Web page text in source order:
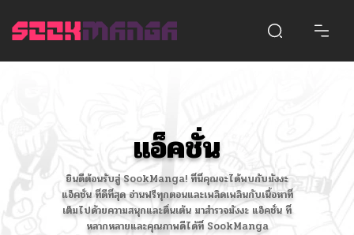
แอ็คชั่น
ยินดีต้อนรับสู่ SookManga! ที่นี่คุณจะได้พบกับมังงะ
แอ็คชั่น ที่ดีที่สุด อ่านฟรีทุกตอนและเพลิดเพลินกับเนื้อหาที่
เต็มไปด้วยความสนุกและตื่นเต้น มาสำรวจมังงะ แอ็คชั่น ที่
หลากหลายและคุณภาพดีได้ที่ SookManga